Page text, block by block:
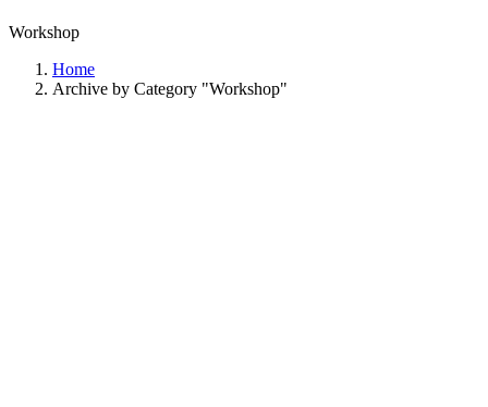
Workshop
Home
Archive by Category "Workshop"